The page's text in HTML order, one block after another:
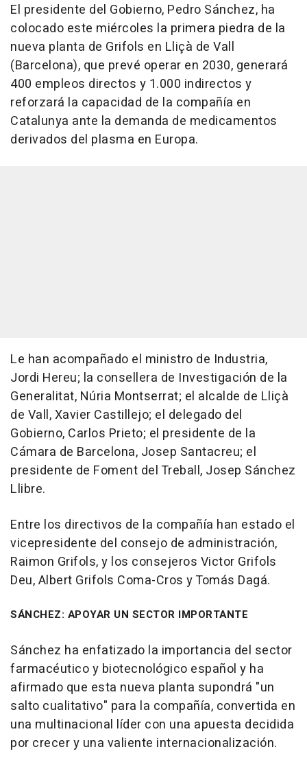
El presidente del Gobierno, Pedro Sánchez, ha
colocado este miércoles la primera piedra de la
nueva planta de Grifols en Lliçà de Vall
(Barcelona), que prevé operar en 2030, generará
400 empleos directos y 1.000 indirectos y
reforzará la capacidad de la compañía en
Catalunya ante la demanda de medicamentos
derivados del plasma en Europa.
Le han acompañado el ministro de Industria,
Jordi Hereu; la consellera de Investigación de la
Generalitat, Núria Montserrat; el alcalde de Lliçà
de Vall, Xavier Castillejo; el delegado del
Gobierno, Carlos Prieto; el presidente de la
Cámara de Barcelona, Josep Santacreu; el
presidente de Foment del Treball, Josep Sánchez
Llibre.
Entre los directivos de la compañía han estado el
vicepresidente del consejo de administración,
Raimon Grifols, y los consejeros Victor Grifols
Deu, Albert Grifols Coma-Cros y Tomás Dagá.
SÁNCHEZ: APOYAR UN SECTOR IMPORTANTE
Sánchez ha enfatizado la importancia del sector
farmacéutico y biotecnológico español y ha
afirmado que esta nueva planta supondrá "un
salto cualitativo" para la compañía, convertida en
una multinacional líder con una apuesta decidida
por crecer y una valiente internacionalización.